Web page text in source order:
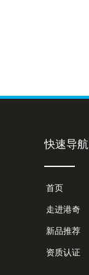
快速导航
首页
走进港奇
新品推荐
资质认证